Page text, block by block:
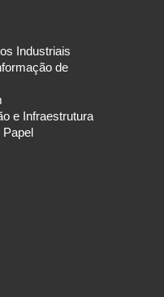
Industriais
de
e Infraestrutura
Papel